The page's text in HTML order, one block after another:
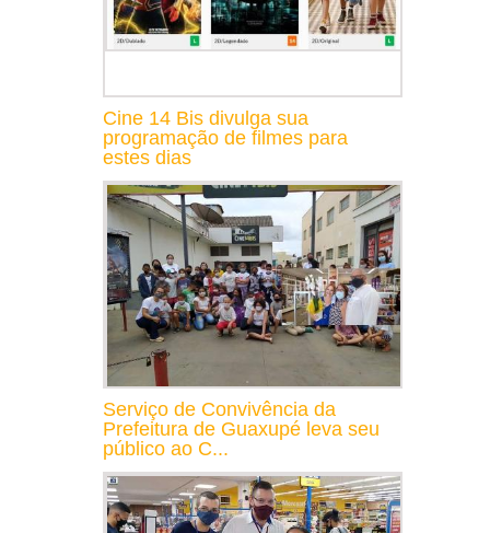
Cine 14 Bis divulga sua
programação de filmes para
estes dias
Serviço de Convivência da
Prefeitura de Guaxupé leva seu
público ao C...